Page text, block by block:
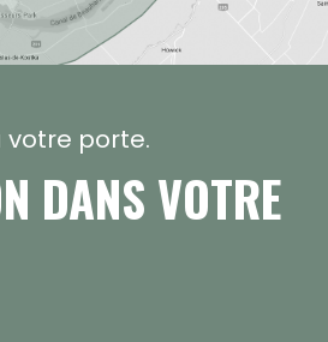
porte.
DANS VOTRE